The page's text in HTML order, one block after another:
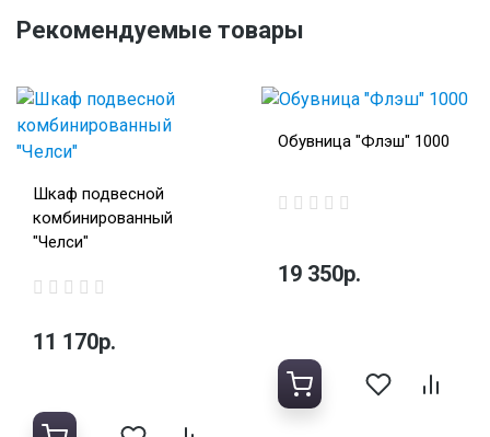
Рекомендуемые товары
Шкаф подвесной
комбинированный
"Челси"
11 170р.
Обувница "Флэш" 1000
19 350р.